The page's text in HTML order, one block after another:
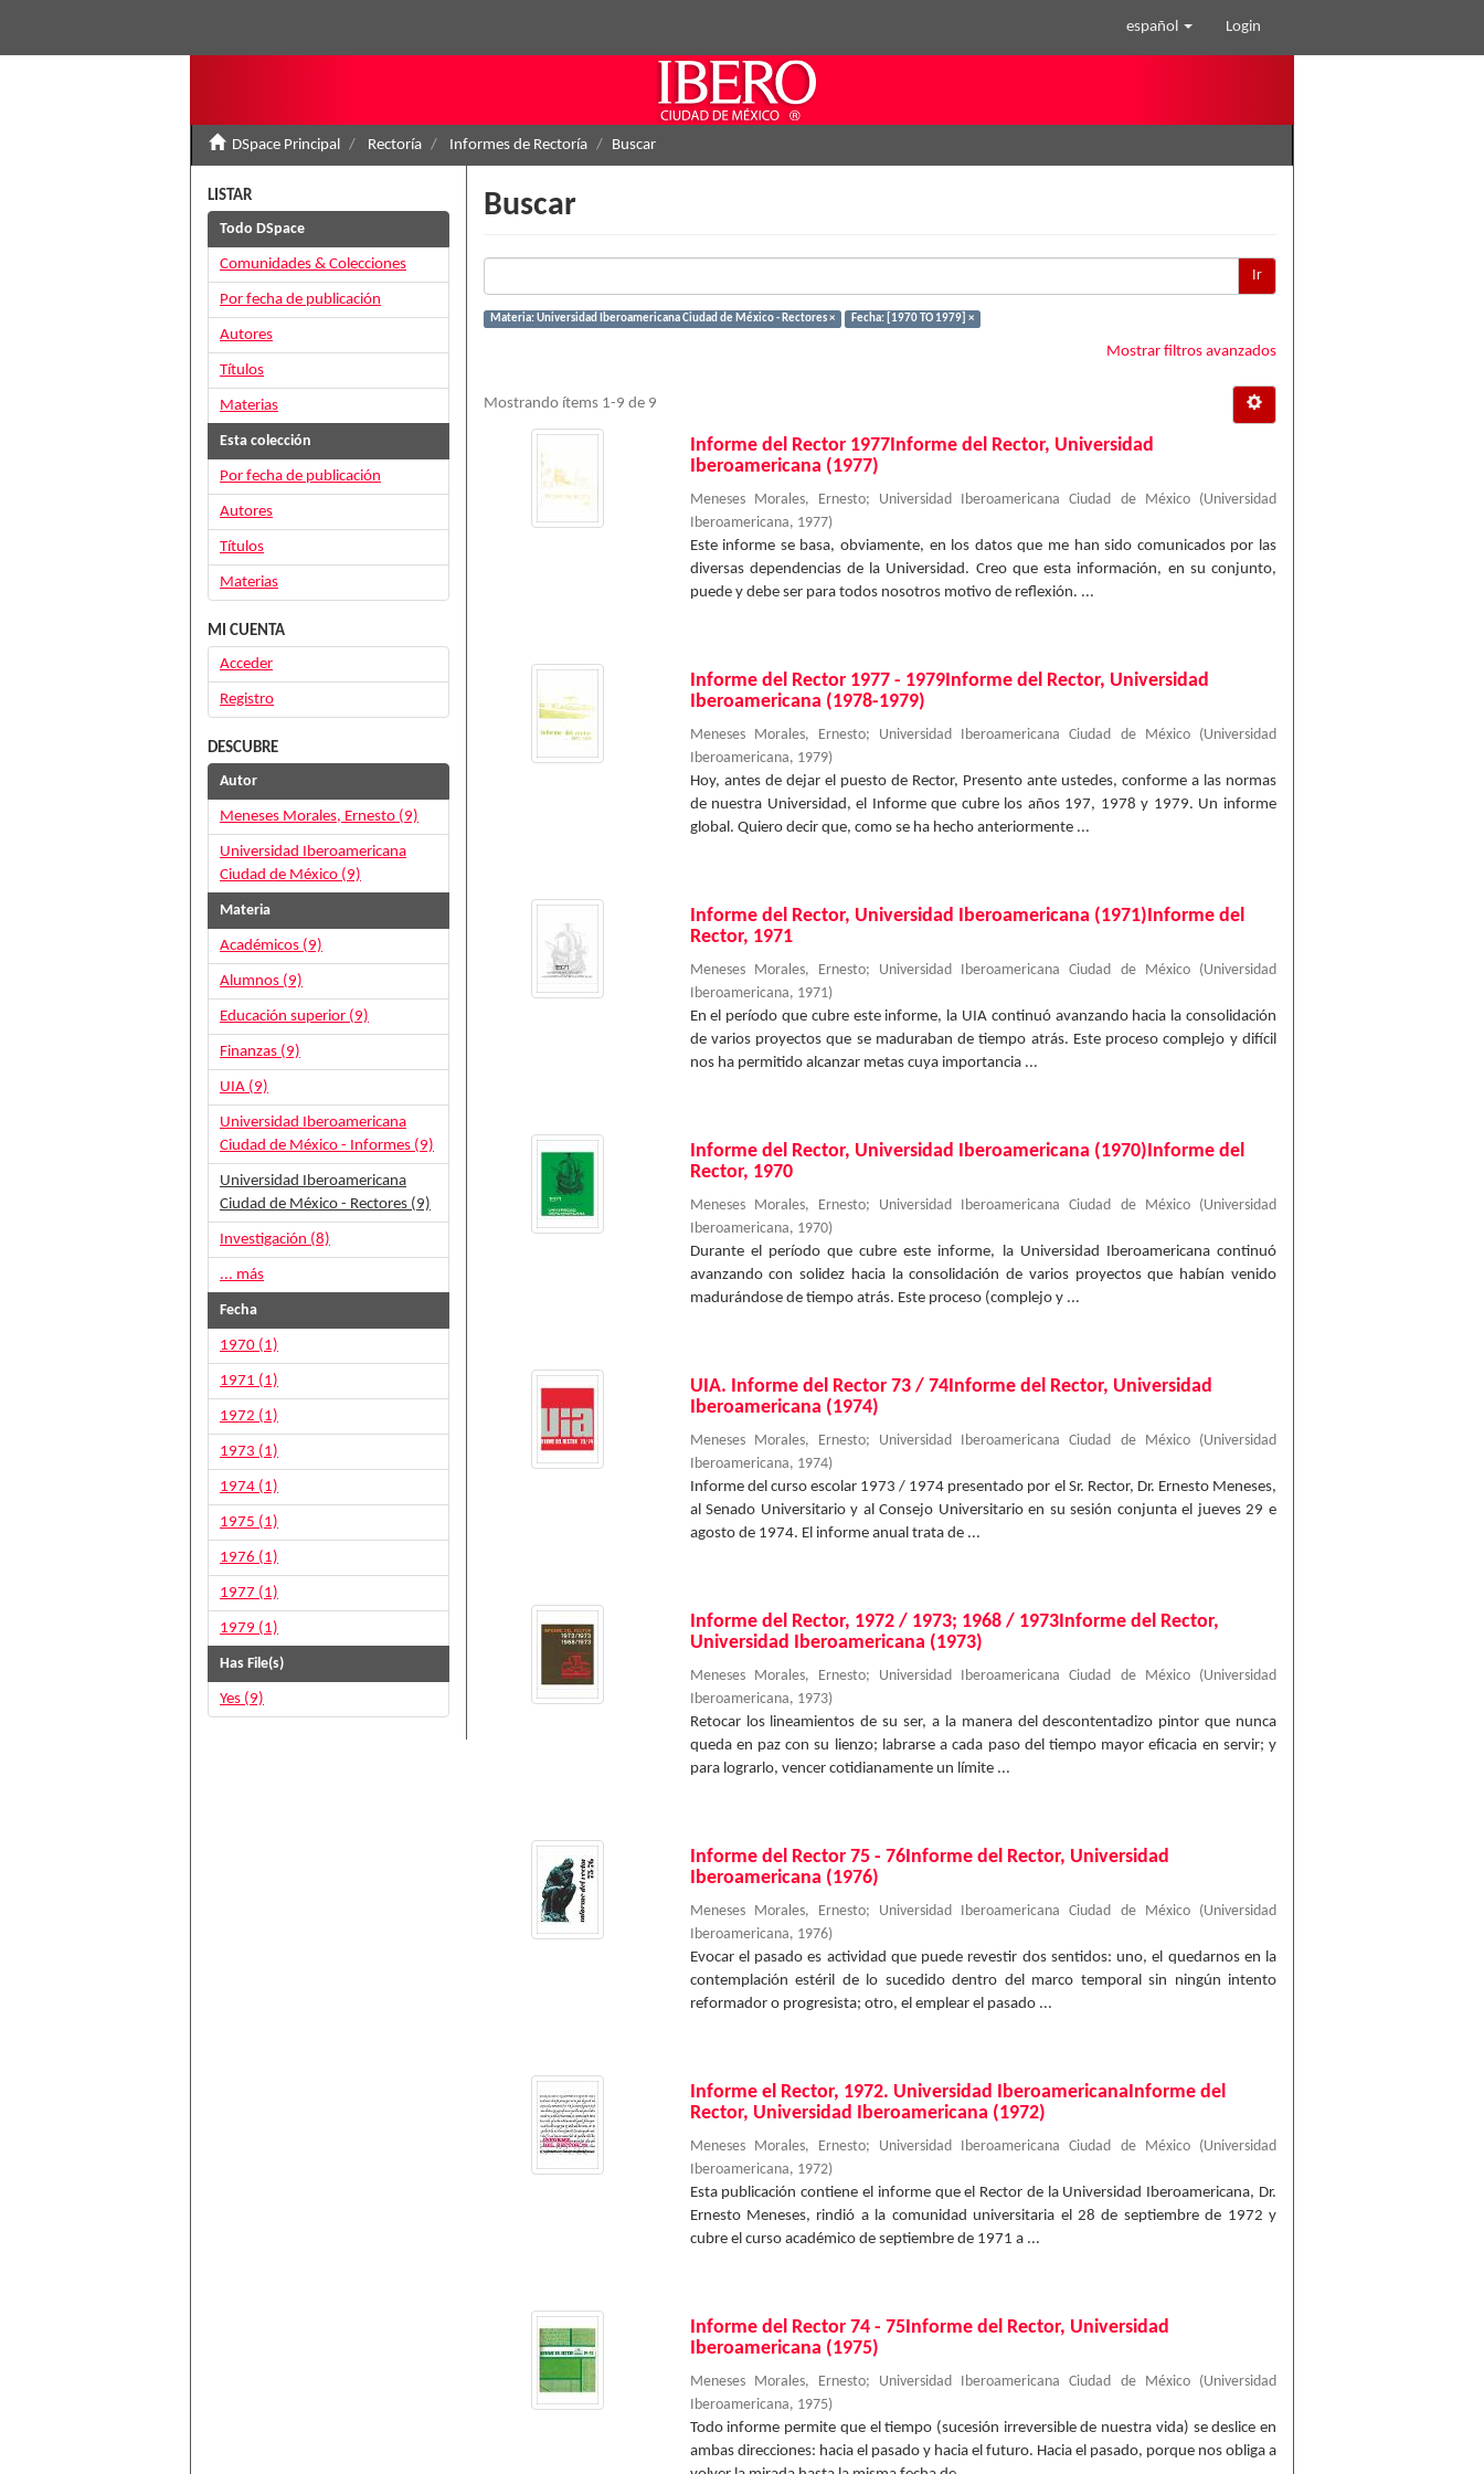
español Login
DSpace Principal Rectoría Informes de Rectoría Buscar
Buscar
Ir
Materia: Universidad Iberoamericana Ciudad de México - Rectores × Fecha: [1970 TO 1979] ×
Mostrar filtros avanzados
Mostrando ítems 1-9 de 9
Informe del Rector 1977Informe del Rector, Universidad
Iberoamericana (1977)
Meneses Morales, Ernesto; Universidad Iberoamericana Ciudad de México (Universidad
Iberoamericana, 1977)
Este informe se basa, obviamente, en los datos que me han sido comunicados por las
diversas dependencias de la Universidad. Creo que esta información, en su conjunto,
puede y debe ser para todos nosotros motivo de reflexión. ...
Informe del Rector 1977 - 1979Informe del Rector, Universidad
Iberoamericana (1978-1979)
Meneses Morales, Ernesto; Universidad Iberoamericana Ciudad de México (Universidad
Iberoamericana, 1979)
Hoy, antes de dejar el puesto de Rector, Presento ante ustedes, conforme a las normas
de nuestra Universidad, el Informe que cubre los años 197, 1978 y 1979. Un informe
global. Quiero decir que, como se ha hecho anteriormente ...
Informe del Rector, Universidad Iberoamericana (1971)Informe del
Rector, 1971
Meneses Morales, Ernesto; Universidad Iberoamericana Ciudad de México (Universidad
Iberoamericana, 1971)
En el período que cubre este informe, la UIA continuó avanzando hacia la consolidación
de varios proyectos que se maduraban de tiempo atrás. Este proceso complejo y difícil
nos ha permitido alcanzar metas cuya importancia ...
Informe del Rector, Universidad Iberoamericana (1970)Informe del
Rector, 1970
Meneses Morales, Ernesto; Universidad Iberoamericana Ciudad de México (Universidad
Iberoamericana, 1970)
Durante el período que cubre este informe, la Universidad Iberoamericana continuó
avanzando con solidez hacia la consolidación de varios proyectos que habían venido
madurándose de tiempo atrás. Este proceso (complejo y ...
UIA. Informe del Rector 73 / 74Informe del Rector, Universidad
Iberoamericana (1974)
Meneses Morales, Ernesto; Universidad Iberoamericana Ciudad de México (Universidad
Iberoamericana, 1974)
Informe del curso escolar 1973 / 1974 presentado por el Sr. Rector, Dr. Ernesto Meneses,
al Senado Universitario y al Consejo Universitario en su sesión conjunta el jueves 29 e
agosto de 1974. El informe anual trata de ...
Informe del Rector, 1972 / 1973; 1968 / 1973Informe del Rector,
Universidad Iberoamericana (1973)
Meneses Morales, Ernesto; Universidad Iberoamericana Ciudad de México (Universidad
Iberoamericana, 1973)
Retocar los lineamientos de su ser, a la manera del descontentadizo pintor que nunca
queda en paz con su lienzo; labrarse a cada paso del tiempo mayor eficacia en servir; y
para lograrlo, vencer cotidianamente un límite ...
Informe del Rector 75 - 76Informe del Rector, Universidad
Iberoamericana (1976)
Meneses Morales, Ernesto; Universidad Iberoamericana Ciudad de México (Universidad
Iberoamericana, 1976)
Evocar el pasado es actividad que puede revestir dos sentidos: uno, el quedarnos en la
contemplación estéril de lo sucedido dentro del marco temporal sin ningún intento
reformador o progresista; otro, el emplear el pasado ...
Informe el Rector, 1972. Universidad IberoamericanaInforme del
Rector, Universidad Iberoamericana (1972)
Meneses Morales, Ernesto; Universidad Iberoamericana Ciudad de México (Universidad
Iberoamericana, 1972)
Esta publicación contiene el informe que el Rector de la Universidad Iberoamericana, Dr.
Ernesto Meneses, rindió a la comunidad universitaria el 28 de septiembre de 1972 y
cubre el curso académico de septiembre de 1971 a ...
Informe del Rector 74 - 75Informe del Rector, Universidad
Iberoamericana (1975)
Meneses Morales, Ernesto; Universidad Iberoamericana Ciudad de México (Universidad
Iberoamericana, 1975)
Todo informe permite que el tiempo (sucesión irreversible de nuestra vida) se deslice en
ambas direcciones: hacia el pasado y hacia el futuro. Hacia el pasado, porque nos obliga a
LISTAR
Todo DSpace
Comunidades & Colecciones
Por fecha de publicación
Autores
Títulos
Materias
Esta colección
Por fecha de publicación
Autores
Títulos
Materias
MI CUENTA
Acceder
Registro
DESCUBRE
Autor
Meneses Morales, Ernesto (9)
Universidad Iberoamericana
Ciudad de México (9)
Materia
Académicos (9)
Alumnos (9)
Educación superior (9)
Finanzas (9)
UIA (9)
Universidad Iberoamericana
Ciudad de México - Informes (9)
Universidad Iberoamericana
Ciudad de México - Rectores (9)
Investigación (8)
... más
Fecha
1970 (1)
1971 (1)
1972 (1)
1973 (1)
1974 (1)
1975 (1)
1976 (1)
1977 (1)
1979 (1)
Has File(s)
Yes (9)